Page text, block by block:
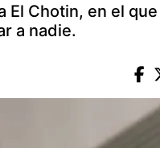
El Chotin, en el
a nadie.